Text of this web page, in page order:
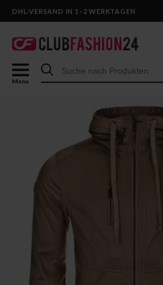
Menu
DHL-VERSAND IN 1–2 WERKTAGEN